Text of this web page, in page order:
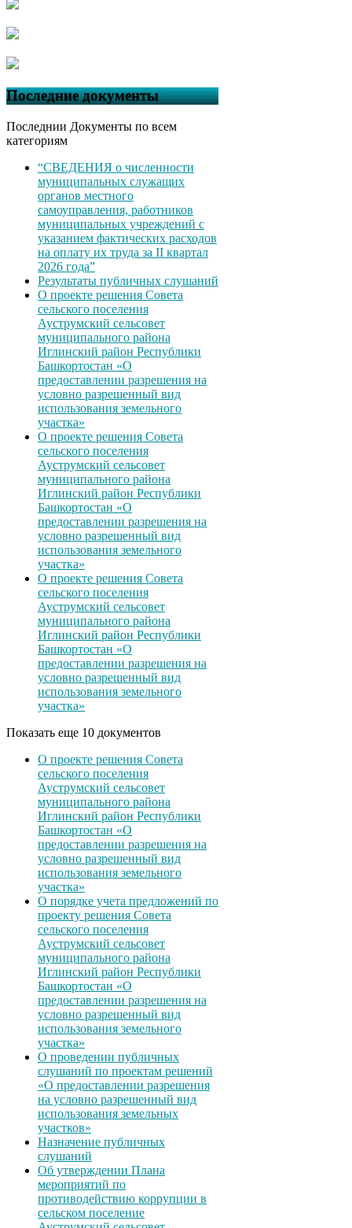
Последние документы
Последнии Документы по всем
категориям
“СВЕДЕНИЯ о численности
муниципальных служащих
органов местного
самоуправления, работников
муниципальных учреждений с
указанием фактических расходов
на оплату их труда за II квартал
2026 года”
Результаты публичных слушаний
О проекте решения Совета
сельского поселения
Ауструмский сельсовет
муниципального района
Иглинский район Республики
Башкортостан «О
предоставлении разрешения на
условно разрешенный вид
использования земельного
участка»
О проекте решения Совета
сельского поселения
Ауструмский сельсовет
муниципального района
Иглинский район Республики
Башкортостан «О
предоставлении разрешения на
условно разрешенный вид
использования земельного
участка»
О проекте решения Совета
сельского поселения
Ауструмский сельсовет
муниципального района
Иглинский район Республики
Башкортостан «О
предоставлении разрешения на
условно разрешенный вид
использования земельного
участка»
Показать еще 10 документов
О проекте решения Совета
сельского поселения
Ауструмский сельсовет
муниципального района
Иглинский район Республики
Башкортостан «О
предоставлении разрешения на
условно разрешенный вид
использования земельного
участка»
О порядке учета предложений по
проекту решения Совета
сельского поселения
Ауструмский сельсовет
муниципального района
Иглинский район Республики
Башкортостан «О
предоставлении разрешения на
условно разрешенный вид
использования земельного
участка»
О проведении публичных
слушаний по проектам решений
«О предоставлении разрешения
на условно разрешенный вид
использования земельных
участков»
Назначение публичных
слушаний
Об утверждении Плана
мероприятий по
противодействию коррупции в
сельском поселение